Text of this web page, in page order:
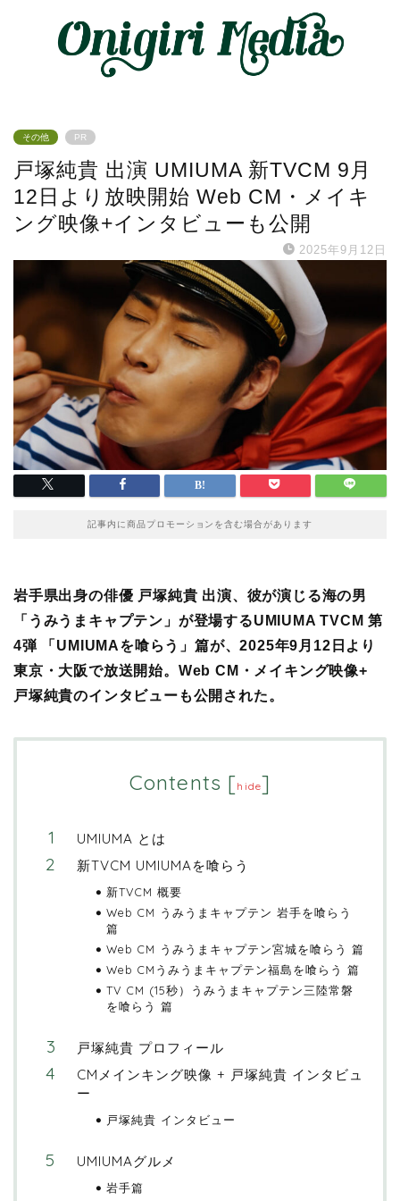
その他 PR
戸塚純貴 出演 UMIUMA 新TVCM 9月
12日より放映開始 Web CM・メイキ
ング映像+インタビューも公開
2025年9月12日
記事内に商品プロモーションを含む場合があります
岩手県出身の俳優 戸塚純貴 出演、彼が演じる海の男
「うみうまキャプテン」が登場するUMIUMA TVCM 第
4弾 「UMIUMAを喰らう」篇が、2025年9月12日より
東京・大阪で放送開始。Web CM・メイキング映像+
戸塚純貴のインタビューも公開された。
Contents [hide]
UMIUMA とは
新TVCM UMIUMAを喰らう
新TVCM 概要
Web CM うみうまキャプテン 岩手を喰らう
篇
Web CM うみうまキャプテン宮城を喰らう 篇
Web CMうみうまキャプテン福島を喰らう 篇
TV CM (15秒）うみうまキャプテン三陸常磐
を喰らう 篇
戸塚純貴 プロフィール
CMメインキング映像 + 戸塚純貴 インタビュ
ー
戸塚純貴 インタビュー
UMIUMAグルメ
岩手篇